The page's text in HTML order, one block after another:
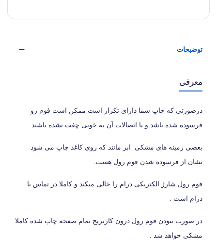
توضیحات
معرفی
درصورتی که چاپ شما دارای تکرار است ممکن است فوم رو
فرسوده شده باشد و یا اتصالات آن به خوبی چفت نشده باشند
بعضی زمینه های مشکی ابر مانند که روی کاغذ چاپ می شود
نشان از فرسوده شدن فوم رول هست.
فوم رول شارژ الکتریکی درام را خالی میکند و کاملا در تماس با
درام است .
در صورت نبودن فوم رول درون کارتریج تمام صفحه چاپ شده کاملا
مشکی خواهد شد .